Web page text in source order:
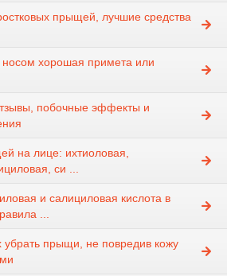
прыщей, лучшие средства
хорошая примета или
побочные эффекты и
на лице: ихтиоловая,
си ...
и салициловая кислота в
...
прыщи, не повредив кожу